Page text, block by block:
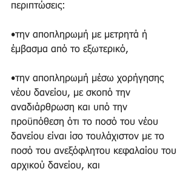
περιπτώσεις:
•την αποπληρωμή με μετρητά ή
έμβασμα από το εξωτερικό,
•την αποπληρωμή μέσω χορήγησης
νέου δανείου, με σκοπό την
αναδιάρθρωση και υπό την
προϋπόθεση ότι το ποσό του νέου
δανείου είναι ίσο τουλάχιστον με το
ποσό του ανεξόφλητου κεφαλαίου του
αρχικού δανείου, και